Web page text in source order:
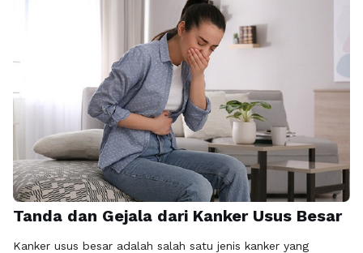
sejarah, tujuan, struktur, serta kontribusi PAFI, dengan fokus
khusus pada cabang PAFI Kotawaringin Timur. Meniti Sejarah
Baca Selengkapnya
Tanda dan Gejala dari Kanker Usus Besar
Kanker usus besar adalah salah satu jenis kanker yang